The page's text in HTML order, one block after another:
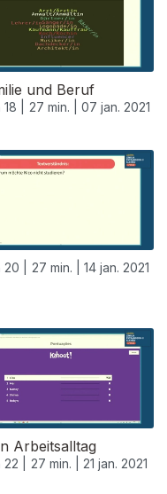
und Beruf
| 27 min. | 07 jan. 2021
| 27 min. | 14 jan. 2021
Arbeitsalltag
| 27 min. | 21 jan. 2021